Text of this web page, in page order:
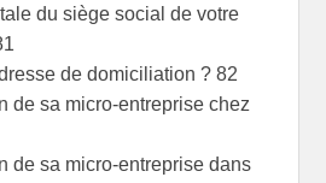
du siège social de votre
de domiciliation ? 82
de sa micro-entreprise chez
de sa micro-entreprise dans